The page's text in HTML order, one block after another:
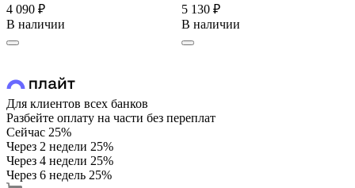
4 090 ₽
В наличии
5 130 ₽
В наличии
Для клиентов всех банков
Разбейте оплату на части без переплат
Сейчас 25%
Через 2 недели 25%
Через 4 недели 25%
Через 6 недель 25%